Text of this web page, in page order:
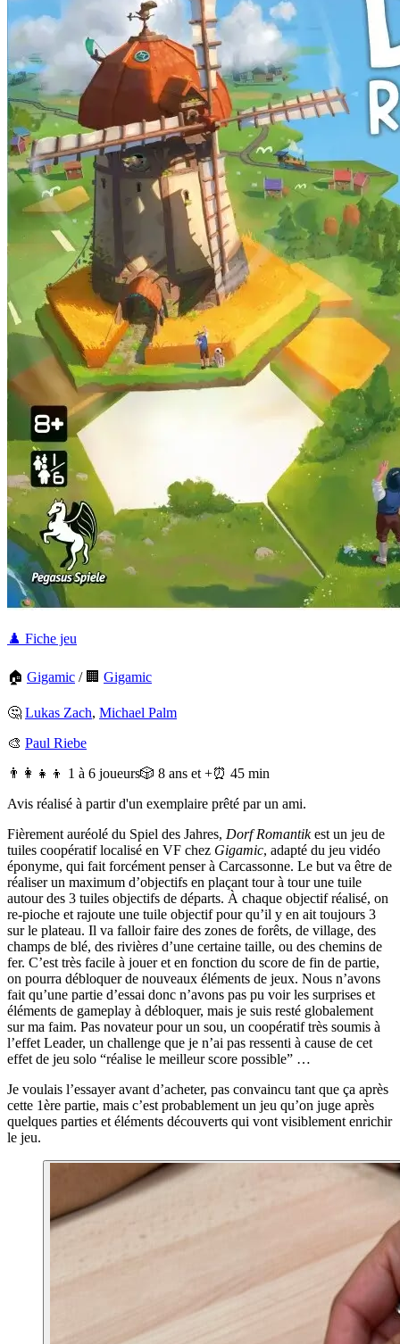
♟️ Fiche jeu
🏠 Gigamic / 🏢 Gigamic
🤔 Lukas Zach, Michael Palm
🎨 Paul Riebe
👨‍👩‍👧‍👦 1 à 6 joueurs🎲 8 ans et +⏰ 45 min
Avis réalisé à partir d'un exemplaire prêté par un ami.
Fièrement auréolé du Spiel des Jahres, Dorf Romantikest un jeu de
tuiles coopératif localisé en VF chez Gigamic, adapté du jeu vidéo
éponyme, qui fait forcément penser à Carcassonne. Le but va être de
réaliser un maximum d’objectifs en plaçant tour à tour une tuile
autour des 3 tuiles objectifs de départs. À chaque objectif réalisé, on
re-pioche et rajoute une tuile objectif pour qu’il y en ait toujours 3
sur le plateau. Il va falloir faire des zones de forêts, de village, des
champs de blé, des rivières d’une certaine taille, ou des chemins de
fer. C’est très facile à jouer et en fonction du score de fin de partie,
on pourra débloquer de nouveaux éléments de jeux. Nous n’avons
fait qu’une partie d’essai donc n’avons pas pu voir les surprises et
éléments de gameplay à débloquer, mais je suis resté globalement
sur ma faim. Pas novateur pour un sou, un coopératif très soumis à
l’effet Leader, un challenge que je n’ai pas ressenti à cause de cet
effet de jeu solo “réalise le meilleur score possible” …
Je voulais l’essayer avant d’acheter, pas convaincu tant que ça après
cette 1ère partie, mais c’est probablement un jeu qu’on juge après
quelques parties et éléments découverts qui vont visiblement enrichir
le jeu.